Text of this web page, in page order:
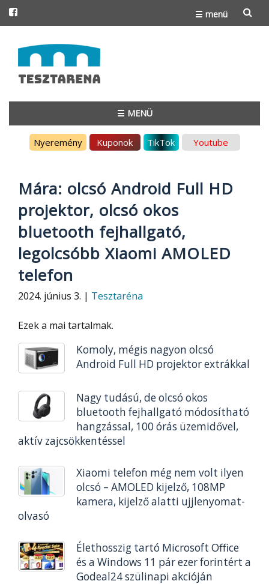
☰ menü
to
content
☰ MENÜ
Nyeremény Kuponok TikTok Youtube
Mára: olcsó Android Full HD
projektor, olcsó okos
bluetooth fejhallgató,
legolcsóbb Xiaomi AMOLED
telefon
2024. június 3. | Tesztaréna
Ezek a mai tartalmak.
Komoly, mégis nagyon olcsó
Android Full HD projektor extrákkal
Nagy tudású, de olcsó okos
bluetooth fejhallgató módosítható
hangzással, 100 órás üzemidővel,
aktív zajcsökkentéssel
Xiaomi telefon még nem volt ilyen
olcsó – AMOLED kijelző, 108MP
kamera, kijelző alatti ujjlenyomat-
olvasó
Élethosszig tartó Microsoft Office
és a Windows 11 pár ezer forintért a
Godeal24 szülinapi akcióján